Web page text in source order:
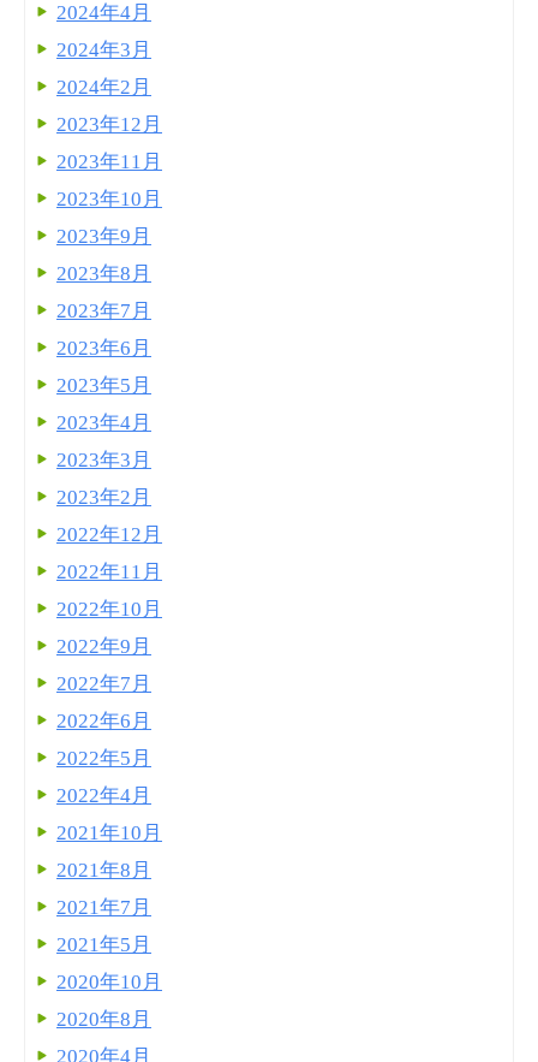
2024年4月
2024年3月
2024年2月
2023年12月
2023年11月
2023年10月
2023年9月
2023年8月
2023年7月
2023年6月
2023年5月
2023年4月
2023年3月
2023年2月
2022年12月
2022年11月
2022年10月
2022年9月
2022年7月
2022年6月
2022年5月
2022年4月
2021年10月
2021年8月
2021年7月
2021年5月
2020年10月
2020年8月
2020年4月